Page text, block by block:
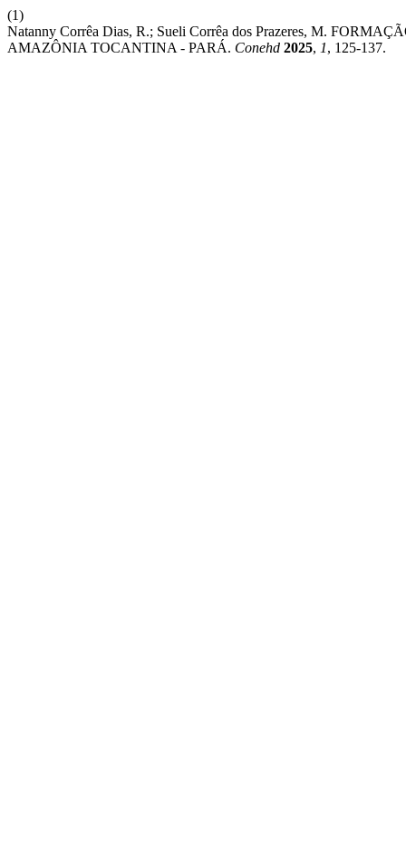
(1)
Natanny Corrêa Dias, R.; Sueli Corrêa dos Prazeres, M.
AMAZÔNIA TOCANTINA - PARÁ. Conehd 2025, 1, 125-137.